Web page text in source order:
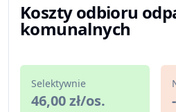
Koszty odbioru
komunalnych
Selektywnie
46,00 zł/os. -